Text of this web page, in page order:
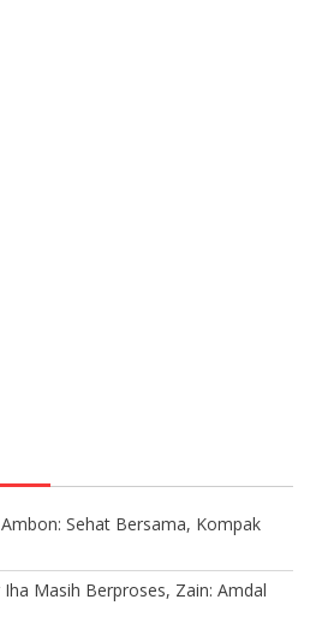
Sehat Bersama, Kompak
Masih Berproses, Zain: Amdal